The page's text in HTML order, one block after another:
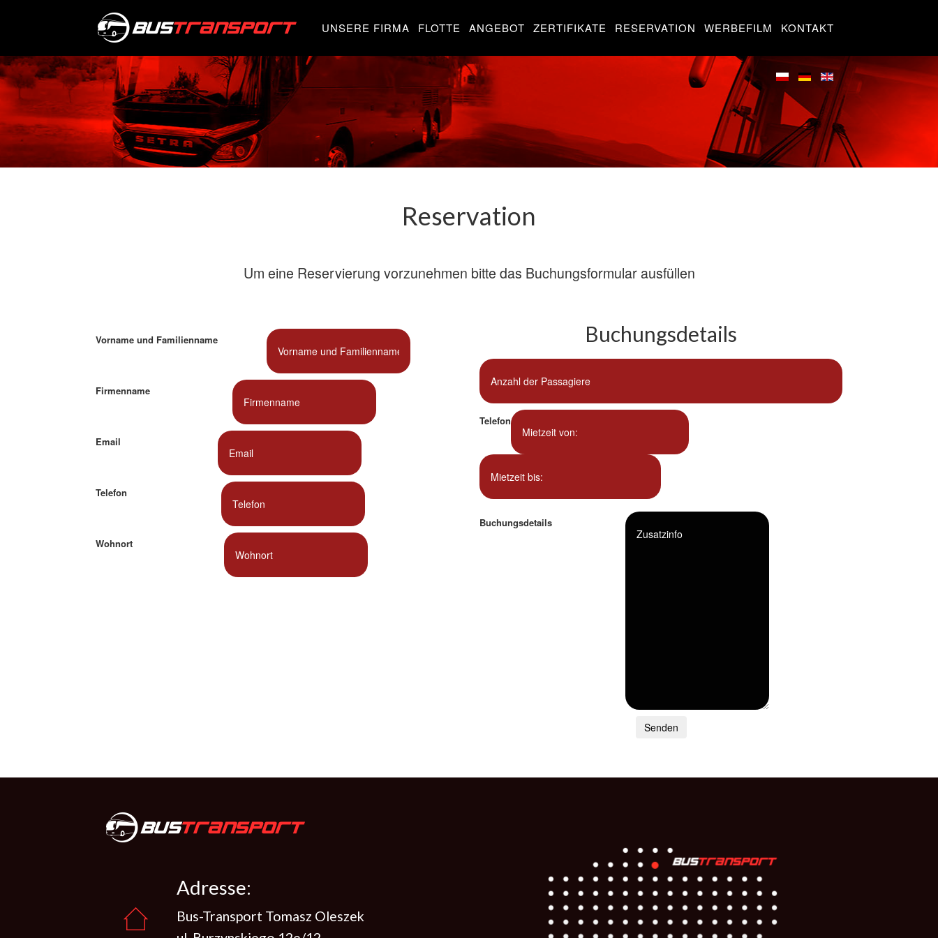
UNSERE FIRMA FLOTTE ANGEBOT ZERTIFIKATE RESERVATION WERBEFILM KONTAKT
Reservation
Um eine Reservierung vorzunehmen bitte das Buchungsformular ausfüllen
Vorname und Familienname
Firmenname
Email
Telefon
Wohnort
Buchungsdetails
Telefon
Buchungsdetails
Senden
Adresse:
Bus-Transport Tomasz Oleszek